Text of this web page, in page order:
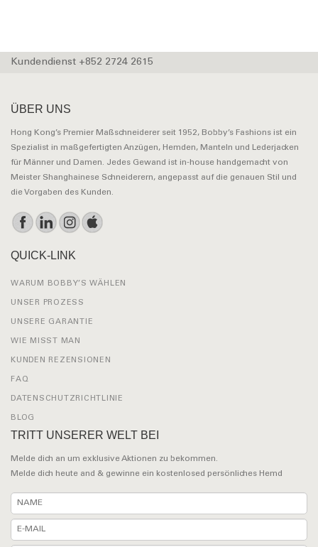
Kundendienst +852 2724 2615
ÜBER UNS
Hong Kong’s Premier Maßschneiderer seit 1952, Bobby’s Fashions ist ein
Spezialist in maßgefertigten Anzügen, Hemden, Manteln und Lederjacken
für Männer und Damen. Jedes Gewand ist in-house handgemacht von
Meister Shanghainese Schneiderern, angepasst auf die genauen Stil und
die Vorgaben des Kunden.
QUICK-LINK
WARUM BOBBY’S WÄHLEN
UNSER PROZESS
UNSERE GARANTIE
WIE MISST MAN
KUNDEN REZENSIONEN
FAQ
DATENSCHUTZRICHTLINIE
BLOG
TRITT UNSERER WELT BEI
Melde dich an um exklusive Aktionen zu bekommen.
Melde dich heute and & gewinne ein kostenlosed persönliches Hemd